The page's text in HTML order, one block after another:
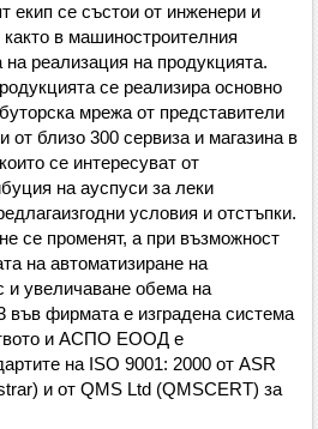
екип се състои от инженери и
както в машиностроителния
реализация на продукцията.
се реализира основно
мрежа от представители
от близо 300 сервиза и магазина в
се интересуват от
на ауспуси за леки
условия и отстъпки.
се променят, а при възможност
на автоматизиране на
и увеличаване обема на
във фирмата е изградена система
и АСПО ЕООД е
на ISO 9001: 2000 от ASR
и от QMS Ltd (QMSCERT) за